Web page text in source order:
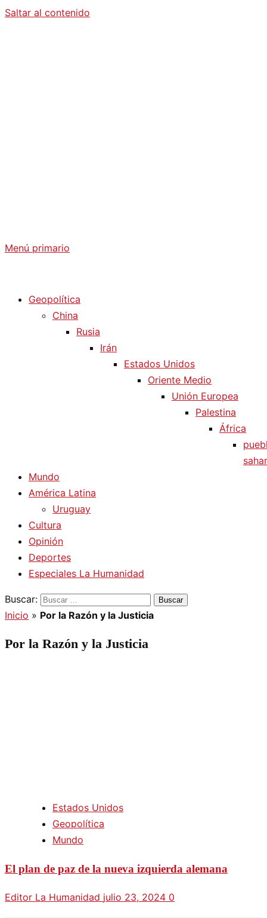
Saltar al contenido
Menú primario
Geopolítica
China
Rusia
Irán
Estados Unidos
Oriente Medio
Unión Europea
Palestina
África
Mundo
América Latina
Uruguay
Cultura
Opinión
Deportes
Especiales La Humanidad
Buscar:
Inicio » Por la Razón y la Justicia
Por la Razón y la Justicia
Estados Unidos
Geopolítica
Mundo
El plan de paz de la nueva izquierda alemana
Editor La Humanidad julio 23, 2024 0